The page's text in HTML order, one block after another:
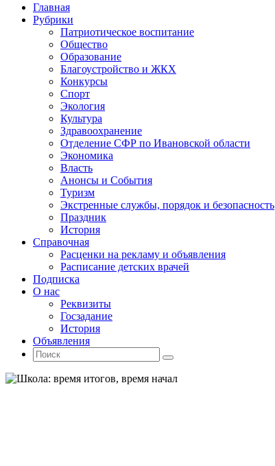
Промотать
содержимому
Главная
Рубрики
Патриотическое воспитание
Общество
Образование
Благоустройство и ЖКХ
Конкурсы
Спорт
Экология
Культура
Здравоохранение
Отделение СФР по Ивановской области
Экономика
Власть
Анонсы и События
Туризм
Экстренные службы, порядок и безопасность
Праздник
История
Справочная
Расценки на рекламу и объявления
Расписание детских врачей
Подписка
О нас
Реквизиты
Госзадание
История
Объявления
Поиск
Искать:
Поиск